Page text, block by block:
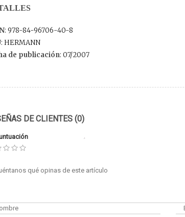
: 978-84-96706-40-8
: HERMANN
de publicación: 07/2007
DE CLIENTES (0)